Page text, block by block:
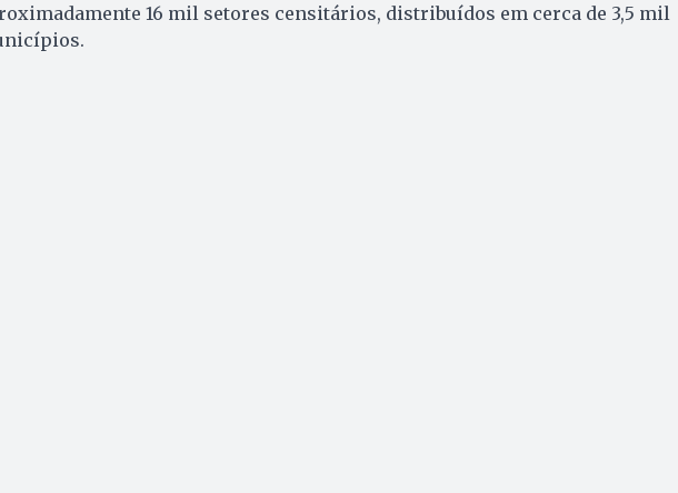
16 mil setores censitários, distribuídos em cerca de 3,5 mil